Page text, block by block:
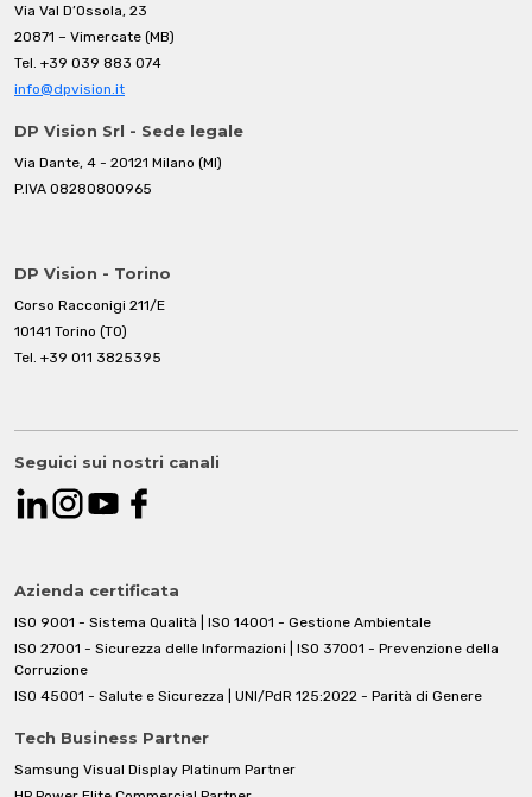
Via Val D’Ossola, 23
20871 – Vimercate (MB)
Tel. +39 039 883 074
info@dpvision.it
DP Vision Srl - Sede legale
Via Dante, 4 - 20121 Milano (MI)
P.IVA 08280800965
DP Vision - Torino
Corso Racconigi 211/E
10141 Torino (TO)
Tel. +39 011 3825395
Azienda certificata
ISO 9001 - Sistema Qualità | ISO 14001 - Gestione Ambientale
ISO 27001 - Sicurezza delle Informazioni | ISO 37001 - Prevenzione della
Corruzione
ISO 45001 - Salute e Sicurezza | UNI/PdR 125:2022 - Parità di Genere
Tech Business Partner
Samsung Visual Display Platinum Partner
Seguici sui nostri canali